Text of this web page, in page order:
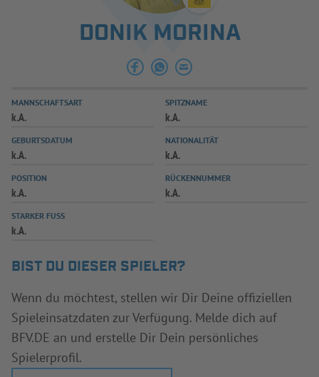
SPIELBETRIEB & VERBANDSLEBEN
AUSBILDUNG & FÖRDERUNG
SPIELPLUS
DONIK MORINA
MANNSCHAFTSART
k.A.
SPITZNAME
k.A.
GEBURTSDATUM
k.A.
NATIONALITÄT
k.A.
POSITION
k.A.
RÜCKENNUMMER
k.A.
STARKER FUSS
k.A.
BIST DU DIESER SPIELER?
Wenn du möchtest, stellen wir Dir Deine offiziellen
Spieleinsatzdaten zur Verfügung. Melde dich auf
BFV.DE an und erstelle Dir Dein persönliches
Spielerprofil.